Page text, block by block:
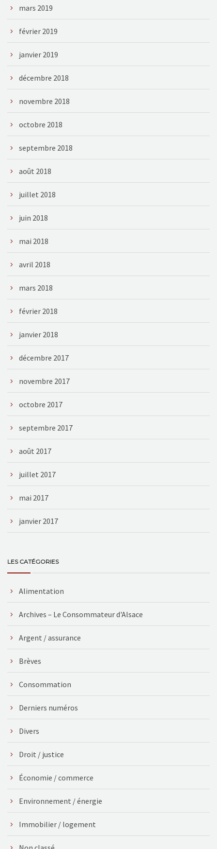
mars 2019
février 2019
janvier 2019
décembre 2018
novembre 2018
octobre 2018
septembre 2018
août 2018
juillet 2018
juin 2018
mai 2018
avril 2018
mars 2018
février 2018
janvier 2018
décembre 2017
novembre 2017
octobre 2017
septembre 2017
août 2017
juillet 2017
mai 2017
janvier 2017
LES CATÉGORIES
Alimentation
Archives – Le Consommateur d'Alsace
Argent / assurance
Brèves
Consommation
Derniers numéros
Divers
Droit / justice
Économie / commerce
Environnement / énergie
Immobilier / logement